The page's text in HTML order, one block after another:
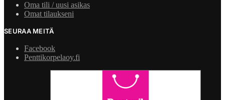
Oma tili / uusi asikas
Omat tilaukseni
SEURAA MEITÄ
Facebook
Penttikorpelaoy.fi